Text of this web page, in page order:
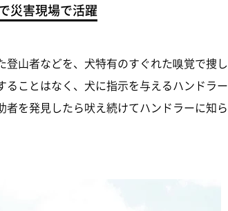
災害現場で活躍
山者などを、犬特有のすぐれた嗅覚で捜し
ことはなく、犬に指示を与えるハンドラー
を発見したら吠え続けてハンドラーに知ら